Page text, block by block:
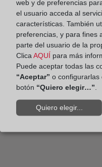
Registradores refuerza
cuentas anuales con
Depósito Digital D2
web y de preferencias
el usuario acceda al
características. También
preferencias, y para fines
parte del usuario de la
Clica AQUÍ para más
Puede aceptar todas las
“Aceptar” o configurarlas
botón “Quiero elegir…”
Quiero elegir...